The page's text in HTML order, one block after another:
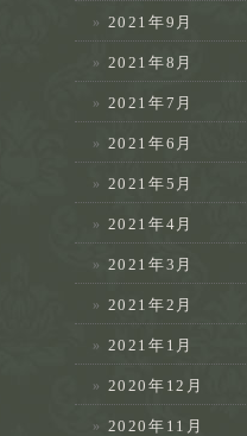
2021年9月
2021年8月
2021年7月
2021年6月
2021年5月
2021年4月
2021年3月
2021年2月
2021年1月
2020年12月
2020年11月